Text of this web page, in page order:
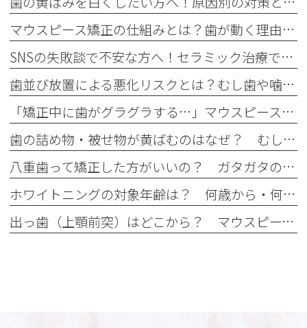
マウスピース矯正の仕組みとは？歯が動く理由をわかりやすく解説
SNSの失敗談で不安な方へ！セラミック治療で後悔しない事前確認
歯並び放置による悪化リスクとは？むし歯や噛み合わせへの影響を解説
「矯正中に歯がグラグラする…」マウスピース矯正中のぐらつきの原因と注意点
歯の詰め物・被せ物が黄ばむのはなぜ？ むし歯治療後に起こる経年劣化
八重歯って矯正した方がいいの？ ガタガタの歯並びはマウスピース矯正で治せる？
ホワイトニングの対象年齢は？ 何歳から・何歳でもできるの？
出っ歯（上顎前突）はどこから？ マウスピース矯正で治せる出っ歯とは？